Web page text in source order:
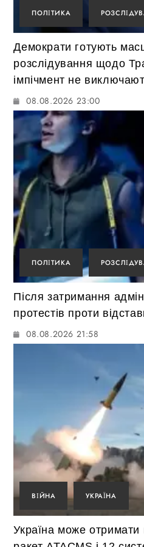
ПОЛІТИКА
Демократи готують
розслідування щодо
імпічмент не
08.08.2026 23:00
ПОЛІТИКА
Після затримання
протестів проти
08.08.2026 21:58
ВІЙНА УКРАЇНА
Україна може отримати